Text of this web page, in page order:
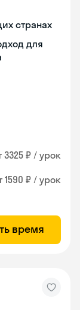
странах
для
3325 ₽ / урок
1590 ₽ / урок
время